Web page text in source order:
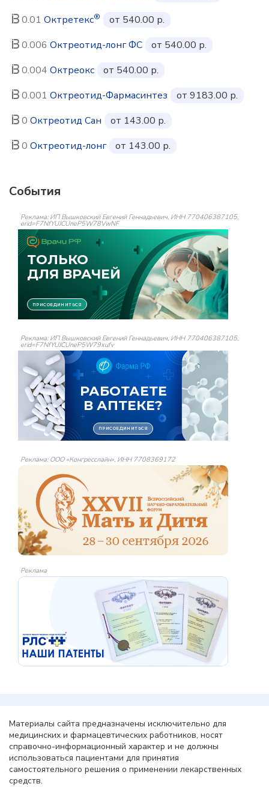
0.01 Октретекс®
от 540.00 р.
0.006 Октреотид-лонг ФС
от 540.00 р.
0.004 Октреокс
от 540.00 р.
0.001 Октреотид-Фармасинтез
от 9183.00 р.
0 Октреотид Сан
от 143.00 р.
0 Октреотид-лонг от 143.00 р.
События
Реклама: ИП Вышковский Евгений Геннадьевич, ИНН 770406387105,
erid=F7NfYUJCUneP5W78VwNF
Реклама: ИП Вышковский Евгений Геннадьевич, ИНН 770406387105,
erid=F7NfYUJCUneP5W79xufv
Реклама: ООО «Конгресслайн», ИНН 7708369172
Реклама
Материалы сайта предназначены исключительно для
медицинских и фармацевтических работников, носят
справочно-информационный характер и не должны
использоваться пациентами для принятия
самостоятельного решения о применении лекарственных
средств.